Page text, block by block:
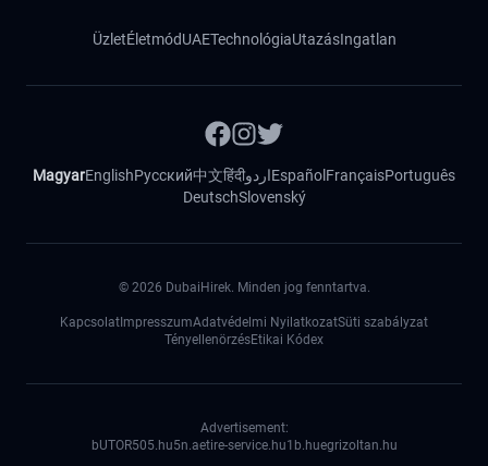
ÜzletÉletmódUAETechnológiaUtazásIngatlan
MagyarEnglishРусский中文हिंदीاردوEspañol FrançaisPortuguês
DeutschSlovenský
© 2026 DubaiHirek. Minden jog fenntartva.
Kapcsolat ImpresszumAdatvédelmi NyilatkozatSüti szabályzat
TényellenörzésEtikai Kódex
Advertisement:
bUTOR505.hu5n.aetire-service.hu1b.huegrizoltan.hu